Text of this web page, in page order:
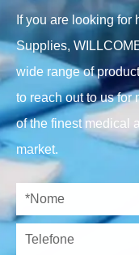
If you are looking
Supplies,
wide range of
to reach out to us for
of the finest medical
market.